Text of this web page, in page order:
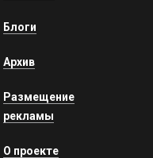
Блоги
Архив
Размещение
рекламы
О проекте